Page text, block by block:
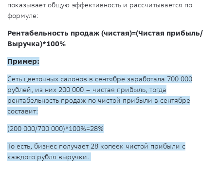
показывает общую эффективность и рассчитывается по
формуле:
Рентабельность продаж (чистая)=(Чистая прибыль/
Выручка)*100%
Пример:
Сеть цветочных салонов в сентябре заработала 700 000
рублей, из них 200 000 – чистая прибыль, тогда
рентабельность продаж по чистой прибыли в сентябре
составит:
(200 000/700 000)*100%=28%
То есть, бизнес получает 28 копеек чистой прибыли с
каждого рубля выручки.